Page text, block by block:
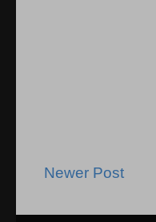
Newer Post